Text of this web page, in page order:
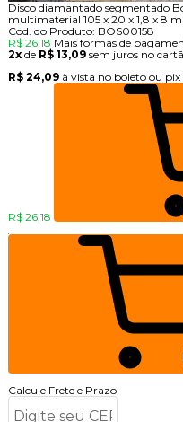
Disco diamantado segmentado
multimaterial 105 x 20 x 1,8 x 8
Cod. do Produto: BOS00158
R$ 26,18 Mais formas de
2xde R$ 13,09 sem juros no
R$ 24,09 à vista no boleto ou pix
R$ 26,18
Calcule Frete e Prazo